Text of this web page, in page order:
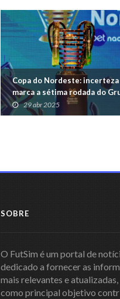
Copa do Nordeste: incerteza
marca a sétima rodada do
B
29 abr 2025
SOBRE
O FutSim é um portal de
dedicado a fornecer as
mais relevantes e
como principal objetivo